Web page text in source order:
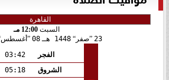
السبت 12:00 مـ
23 صفر 1448 هـ 08 أغسطس
الفجر
03:42
الشروق
05:18